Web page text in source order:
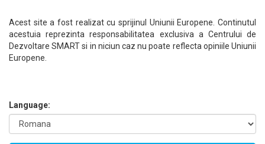
Acest site a fost realizat cu sprijinul Uniunii Europene. Continutul
acestuia reprezinta responsabilitatea exclusiva a Centrului de
Dezvoltare SMART si in niciun caz nu poate reflecta opiniile Uniunii
Europene.
Language: